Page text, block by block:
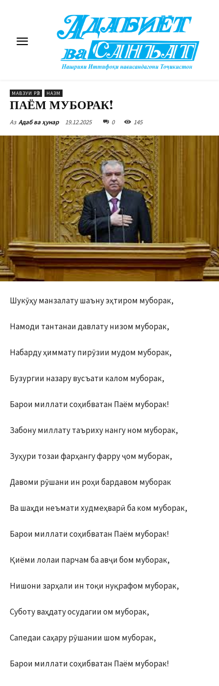
МАВЗУИ РӮЗ НАЗМ
ПАЁМ МУБОРАК!
Аз Адаб ва ҳунар 19.12.2025 0 145
Шукӯҳу манзалату шаъну эҳтиром муборак,
Намоди тантанаи давлату низом муборак,
Набарду ҳиммату пирӯзии мудом муборак,
Бузургии назару вусъати калом муборак,
Барои миллати соҳибватан Паём муборак!
Забону миллату таъриху нангу ном муборак,
Зуҳури тозаи фарҳангу фарру ҷом муборак,
Давоми рӯшани ин роҳи бардавом муборак
Ва шаҳди неъмати худмеҳварӣ ба ком муборак,
Барои миллати соҳибватан Паём муборак!
Қиёми лолаи парчам ба авҷи бом муборак,
Нишони зарҳали ин тоқи нуқрафом муборак,
Суботу ваҳдату осудагии ом муборак,
Сапедаи саҳару рӯшании шом муборак,
Барои миллати соҳибватан Паём муборак!